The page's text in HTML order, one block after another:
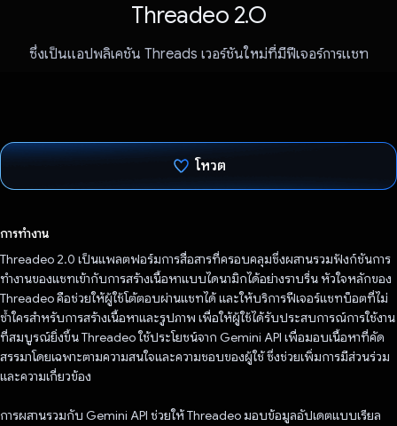
Threadeo 2.O
ซึ่งเป็นแอปพลิเคชัน Threads เวอร์ชันใหม่ที่มีฟีเจอร์การแชท
โหวต
การทำงาน
Threadeo 2.0 เป็นแพลตฟอร์มการสื่อสารที่ครอบคลุมซึ่งผสานรวมฟังก์ชันการ
ทำงานของแชทเข้ากับการสร้างเนื้อหาแบบไดนามิกได้อย่างราบรื่น หัวใจหลักของ
Threadeo คือช่วยให้ผู้ใช้โต้ตอบผ่านแชทได้ และให้บริการฟีเจอร์แชทบ็อตที่ไม่
ซ้ำใครสำหรับการสร้างเนื้อหาและรูปภาพ เพื่อให้ผู้ใช้ได้รับประสบการณ์การใช้งาน
ที่สมบูรณ์ยิ่งขึ้น Threadeo ใช้ประโยชน์จาก Gemini API เพื่อมอบเนื้อหาที่คัด
สรรมาโดยเฉพาะตามความสนใจและความชอบของผู้ใช้ ซึ่งช่วยเพิ่มการมีส่วนร่วม
และความเกี่ยวข้อง
การผสานรวมกับ Gemini API ช่วยให้ Threadeo มอบข้อมูลอัปเดตแบบเรียล